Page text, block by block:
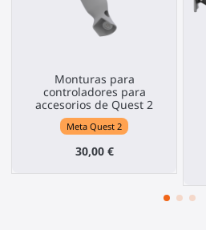
Monturas para
controladores para
accesorios de Quest 2
Meta Quest 2
30,00 €